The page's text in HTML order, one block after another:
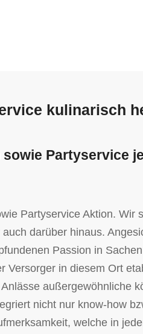
kulinarisch
Partyservice
Partyservice Aktion. Wir
darüber hinaus.
Passion in
Versorger in diesem Ort
außergewöhnliche
nicht nur know-how
welche in